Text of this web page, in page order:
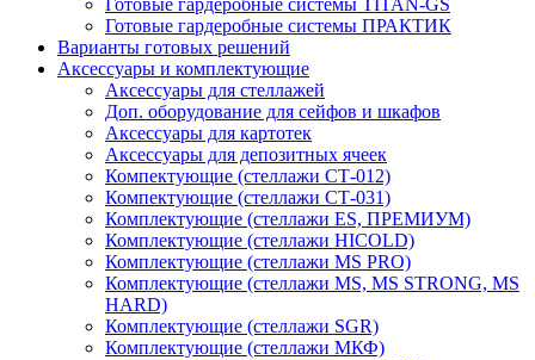
Готовые гардеробные системы TITAN-GS
Готовые гардеробные системы ПРАКТИК
Варианты готовых решений
Аксессуары и комплектующие
Аксессуары для стеллажей
Доп. оборудование для сейфов и шкафов
Аксессуары для картотек
Аксессуары для депозитных ячеек
Компектующие (стеллажи СТ-012)
Компектующие (стеллажи СТ-031)
Комплектующие (стеллажи ES, ПРЕМИУМ)
Комплектующие (стеллажи HICOLD)
Комплектующие (стеллажи MS PRO)
Комплектующие (стеллажи MS, MS STRONG, MS
HARD)
Комплектующие (стеллажи SGR)
Комплектующие (стеллажи МКФ)